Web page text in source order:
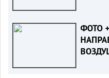
ФОТО